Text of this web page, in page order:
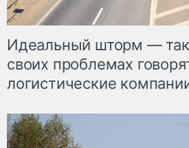
Идеальный шторм — так
своих проблемах
логистические